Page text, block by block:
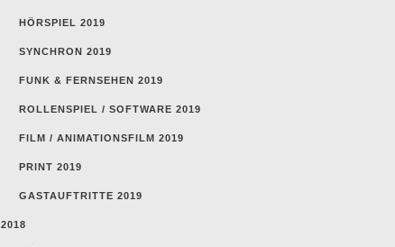
HÖRSPIEL 2019
SYNCHRON 2019
FUNK & FERNSEHEN 2019
ROLLENSPIEL / SOFTWARE 2019
FILM / ANIMATIONSFILM 2019
PRINT 2019
GASTAUFTRITTE 2019
2018